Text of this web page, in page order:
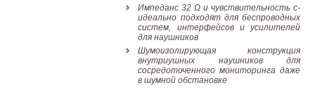
Импеданс 32 Ω и чувствительность с-
идеально подходят для беспроводных
систем, интерфейсов и усилителей
для наушников
Шумоизолирующая конструкция
внутриушных наушников для
сосредоточенного мониторинга даже
в шумной обстановке